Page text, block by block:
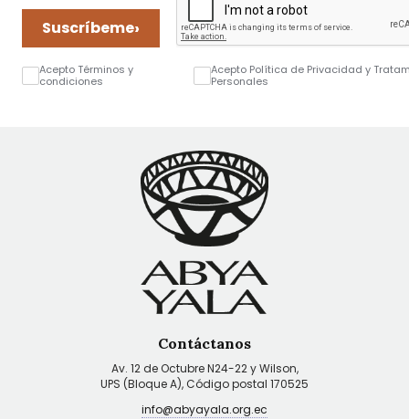
Suscríbeme›
Acepto Términos y
condiciones
Acepto Política de Privacidad y
Personales
Contáctanos
Av. 12 de Octubre N24-22 y Wilson,
UPS (Bloque A), Código postal 170525
info@abyayala.org.ec